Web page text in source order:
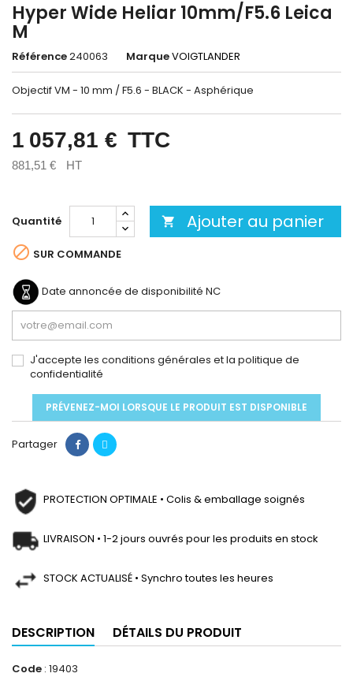
Hyper Wide Heliar 10mm/F5.6 Leica
M
Référence240063 MarqueVOIGTLANDER
Objectif VM - 10 mm / F5.6 - BLACK - Asphérique
1 057,81 € TTC
881,51 € HT
Quantité  Ajouter au panier
 SUR COMMANDE
Date annoncée de disponibilité NC
J'accepte les conditions générales et la politique de
confidentialité
PRÉVENEZ-MOI LORSQUE LE PRODUIT EST DISPONIBLE
Partager
PROTECTION OPTIMALE • Colis & emballage soignés
LIVRAISON • 1-2 jours ouvrés pour les produits en stock
STOCK ACTUALISÉ • Synchro toutes les heures
DESCRIPTION DÉTAILS DU PRODUIT
Code : 19403